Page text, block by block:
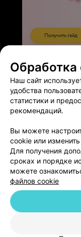
О проекте
Наш сайт
удобства
статистики и
рекомендаций.
Вы можете
cookie или
Для получения
сроках и порядке
можете
файлов cookie